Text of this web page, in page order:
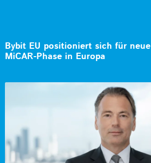
Bybit EU positioniert sich für neue
MiCAR-Phase in Europa